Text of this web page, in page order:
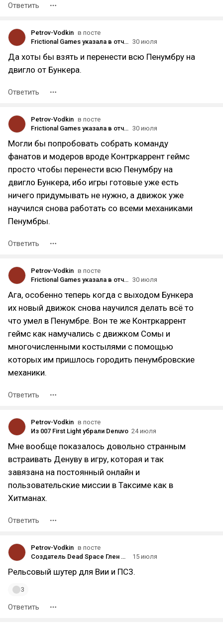
Ответить
Petrov-Vodkin в посте
Frictional Games указала в отчёте, что в конце 2026 года выпустит обновлённую версию Amnesia: The Dark Descent 30 июля
Да хоты бы взять и перенести всю Пенумбру на
двигло от Бункера.
Ответить
Petrov-Vodkin в посте
Frictional Games указала в отчёте, что в конце 2026 года выпустит обновлённую версию Amnesia: The Dark Descent 30 июля
Могли бы попробовать собрать команду
фанатов и модеров вроде Контркаррент геймс
просто чтобы перенести всю Пенумбру на
двигло Бункера, ибо игры готовые уже есть
ничего придумывать не нужно, а движок уже
научился снова работать со всеми механиками
Пенумбры.
Ответить
Petrov-Vodkin в посте
Frictional Games указала в отчёте, что в конце 2026 года выпустит обновлённую версию Amnesia: The Dark Descent 30 июля
Ага, особенно теперь когда с выходом Бункера
их новый движок снова научился делать всё то
что умел в Пенумбре. Вон те же Контркаррент
геймс как намучались с движком Сомы и
многочисленными костылями с помощью
которых им пришлось городить пенумбровские
механики.
Ответить
Petrov-Vodkin в посте
Из 007 First Light убрали Denuvo 24 июля
Мне вообще показалось довольно странным
встраивать Денуву в игру, которая и так
завязана на постоянный онлайн и
пользовательские миссии в Таксиме как в
Хитманах.
Ответить
Petrov-Vodkin в посте
Создатель Dead Space Глен Скофилд решил уйти из игровой индустрии
15 июля
Рельсовый шутер для Вии и ПС3.
3
Ответить